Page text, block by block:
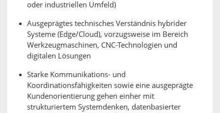
oder industriellen Umfeld)
Ausgeprägtes technisches Verständnis hybrider
Systeme (Edge/Cloud), vorzugsweise im Bereich
Werkzeugmaschinen, CNC-Technologien und
digitalen Lösungen
Starke Kommunikations- und
Koordinationsfähigkeiten sowie eine ausgeprägte
Kundenorientierung gehen einher mit
strukturiertem Systemdenken, datenbasierter